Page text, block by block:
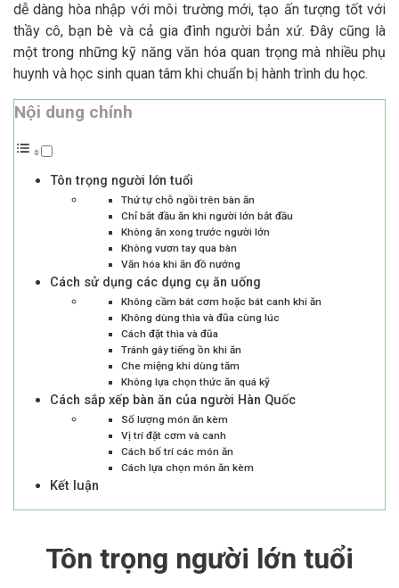
dễ dàng hòa nhập với môi trường mới, tạo ấn tượng tốt với
thầy cô, bạn bè và cả gia đình người bản xứ. Đây cũng là
một trong những kỹ năng văn hóa quan trọng mà nhiều phụ
huynh và học sinh quan tâm khi chuẩn bị hành trình du học.
Nội dung chính
Tôn trọng người lớn tuổi
Thứ tự chỗ ngồi trên bàn ăn
Chỉ bắt đầu ăn khi người lớn bắt đầu
Không ăn xong trước người lớn
Không vươn tay qua bàn
Văn hóa khi ăn đồ nướng
Cách sử dụng các dụng cụ ăn uống
Không cầm bát cơm hoặc bát canh khi ăn
Không dùng thìa và đũa cùng lúc
Cách đặt thìa và đũa
Tránh gây tiếng ồn khi ăn
Che miệng khi dùng tăm
Không lựa chọn thức ăn quá kỹ
Cách sắp xếp bàn ăn của người Hàn Quốc
Số lượng món ăn kèm
Vị trí đặt cơm và canh
Cách bố trí các món ăn
Cách lựa chọn món ăn kèm
Kết luận
Tôn trọng người lớn tuổi